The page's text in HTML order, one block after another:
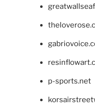
p-sports.net